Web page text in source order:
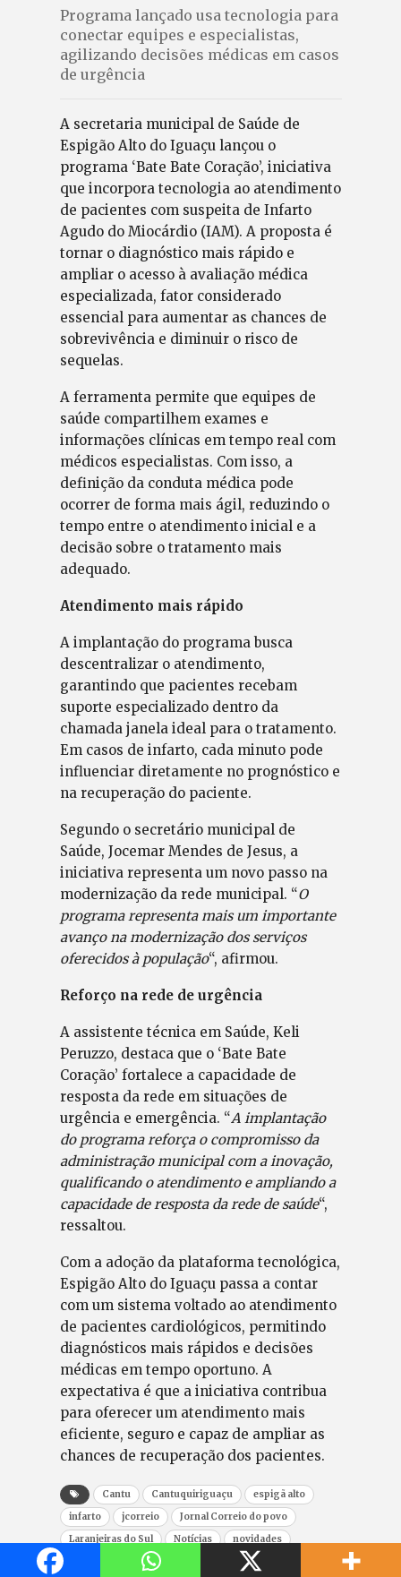
Programa lançado usa tecnologia para
conectar equipes e especialistas,
agilizando decisões médicas em casos
de urgência
A secretaria municipal de Saúde de
Espigão Alto do Iguaçu lançou o
programa ‘Bate Bate Coração’, iniciativa
que incorpora tecnologia ao atendimento
de pacientes com suspeita de Infarto
Agudo do Miocárdio (IAM). A proposta é
tornar o diagnóstico mais rápido e
ampliar o acesso à avaliação médica
especializada, fator considerado
essencial para aumentar as chances de
sobrevivência e diminuir o risco de
sequelas.
A ferramenta permite que equipes de
saúde compartilhem exames e
informações clínicas em tempo real com
médicos especialistas. Com isso, a
definição da conduta médica pode
ocorrer de forma mais ágil, reduzindo o
tempo entre o atendimento inicial e a
decisão sobre o tratamento mais
adequado.
Atendimento mais rápido
A implantação do programa busca
descentralizar o atendimento,
garantindo que pacientes recebam
suporte especializado dentro da
chamada janela ideal para o tratamento.
Em casos de infarto, cada minuto pode
influenciar diretamente no prognóstico e
na recuperação do paciente.
Segundo o secretário municipal de
Saúde, Jocemar Mendes de Jesus, a
iniciativa representa um novo passo na
modernização da rede municipal. “O
programa representa mais um importante
avanço na modernização dos serviços
oferecidos à população“, afirmou.
Reforço na rede de urgência
A assistente técnica em Saúde, Keli
Peruzzo, destaca que o ‘Bate Bate
Coração’ fortalece a capacidade de
resposta da rede em situações de
urgência e emergência. “A implantação
do programa reforça o compromisso da
administração municipal com a inovação,
qualificando o atendimento e ampliando a
capacidade de resposta da rede de saúde“,
ressaltou.
Com a adoção da plataforma tecnológica,
Espigão Alto do Iguaçu passa a contar
com um sistema voltado ao atendimento
de pacientes cardiológicos, permitindo
diagnósticos mais rápidos e decisões
médicas em tempo oportuno. A
expectativa é que a iniciativa contribua
para oferecer um atendimento mais
eficiente, seguro e capaz de ampliar as
chances de recuperação dos pacientes.
Cantu Cantuquiriguaçu
espigã alto
infarto
jcorreio
Jornal Correio do povo
Laranjeiras do Sul
Notícias
novidades
saúde últimas notícias